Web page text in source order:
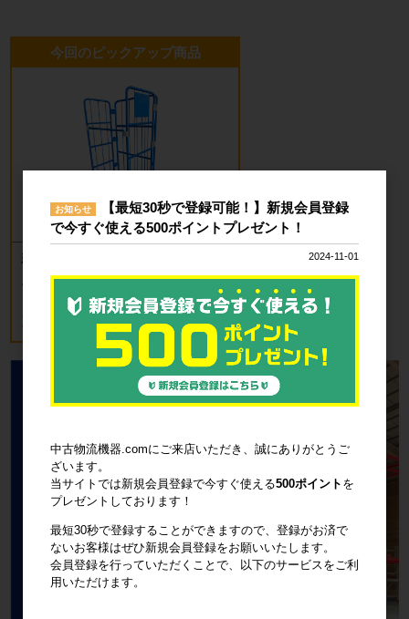
今回のピックアップ商品
新品 カゴ台車 ロールボックスパレッ
ト(樹脂底板) W850×D650×H1700mm
ブルー
18,700円税込20,570円
お知らせ
【最短30秒で登録可能！】新規会員登録
で今すぐ使える500ポイントプレゼント！
2024-11-01
中古物流機器.comにご来店いただき、誠にありがとうご
ざいます。
当サイトでは新規会員登録で今すぐ使える500ポイント を
プレゼントしております！
最短30秒で登録することができますので、登録がお済で
ないお客様はぜひ新規会員登録をお願いいたします。
会員登録を行っていただくことで、以下のサービスをご利
用いただけます。